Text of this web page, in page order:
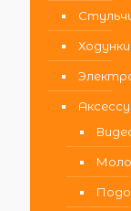
Ходунки